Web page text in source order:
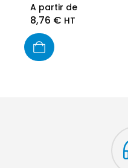
A partir de
8,76 € HT